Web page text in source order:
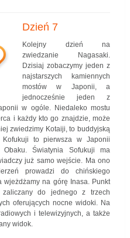
Dzień 7
Kolejny dzień na
zwiedzanie Nagasaki.
Dzisiaj zobaczymy jeden z
najstarszych kamiennych
mostów w Japonii, a
jednocześnie jeden z
w ogóle. Niedaleko mostu
i każdy kto go znajdzie, może
zwiedzimy Kotaiji, to buddyjską
to pierwsza w Japonii
Światynia Sofukuji ma
już samo wejście. Ma ono
prowadzi do chińskiego
na górę Inasa. Punkt
do jednego z trzech
oferujących nocne widoki. Na
i telewizyjnych, a także
widok.